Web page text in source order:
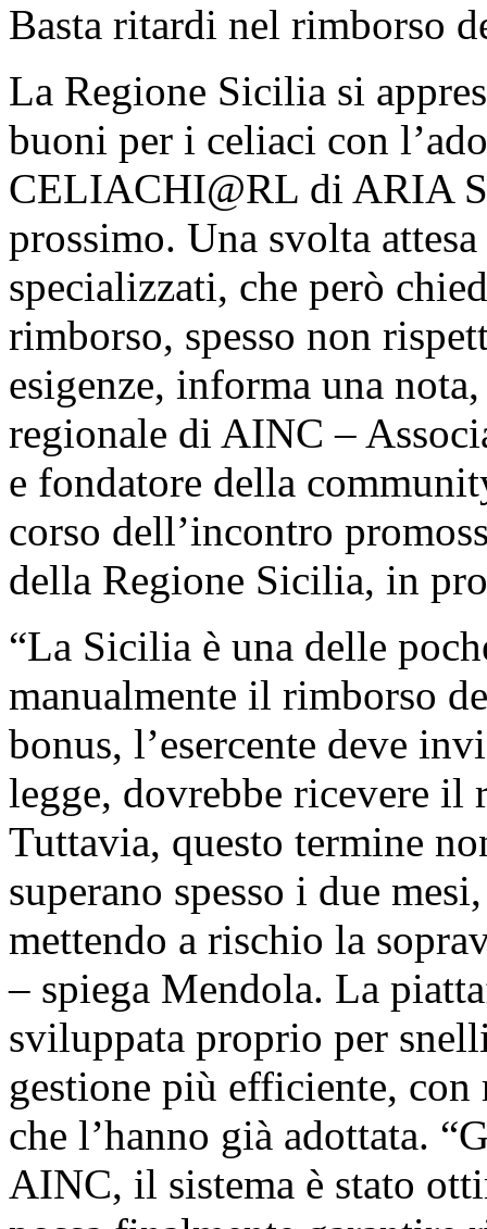
Basta ritardi nel rimborso
La Regione Sicilia si
buoni per i celiaci con
CELIACHI@RL di ARIA
prossimo. Una svolta
specializzati, che però
rimborso, spesso non
esigenze, informa una
regionale di AINC –
e fondatore della
corso dell’incontro
della Regione Sicilia, in
“La Sicilia è una delle
manualmente il rimborso
bonus, l’esercente deve
legge, dovrebbe ricevere
Tuttavia, questo termine
superano spesso i due
mettendo a rischio la
– spiega Mendola. La
sviluppata proprio per
gestione più efficiente,
che l’hanno già adottata.
AINC, il sistema è stato